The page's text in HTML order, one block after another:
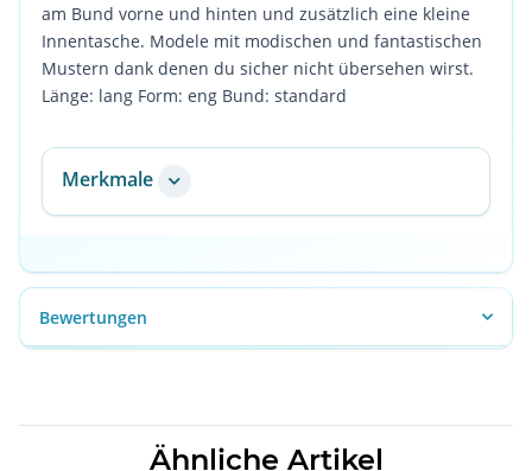
am Bund vorne und hinten und zusätzlich eine kleine
Innentasche. Modele mit modischen und fantastischen
Mustern dank denen du sicher nicht übersehen wirst.
Länge: lang Form: eng Bund: standard
Merkmale
Bewertungen
Ähnliche Artikel